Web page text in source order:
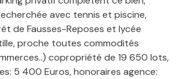
avec tennis et piscine,
de Fausses-Reposes et lycée
proche toutes commodités
copropriété de 19 650 lots,
5 400 Euros, honoraires agence: